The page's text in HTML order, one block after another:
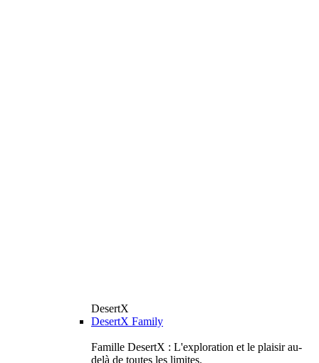
DesertX
DesertX Family
Famille DesertX : L'exploration et le plaisir au-
delà de toutes les limites.